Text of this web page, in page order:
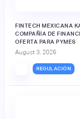
FINTECH MEXICANA
COMPAÑÍA DE
OFERTA PARA PYMES
August 3, 2026
REGULACIÓN